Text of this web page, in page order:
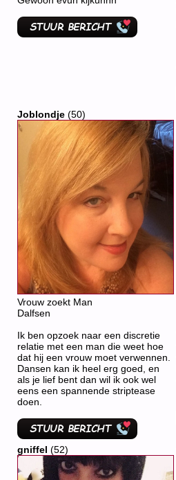
Joblondje (50)
Vrouw zoekt Man
Dalfsen
Ik ben opzoek naar een discretie
relatie met een man die weet hoe
dat hij een vrouw moet verwennen.
Dansen kan ik heel erg goed, en
als je lief bent dan wil ik ook wel
eens een spannende striptease
doen.
gniffel (52)